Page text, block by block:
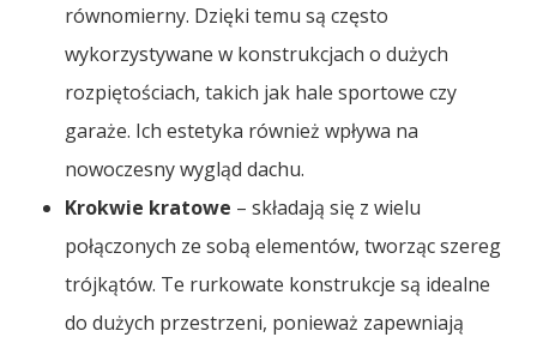
równomierny. Dzięki temu są często
wykorzystywane w konstrukcjach o dużych
rozpiętościach, takich jak hale sportowe czy
garaże. Ich estetyka również wpływa na
nowoczesny wygląd dachu.
Krokwie kratowe – składają się z wielu
połączonych ze sobą elementów, tworząc szereg
trójkątów. Te rurkowate konstrukcje są idealne
do dużych przestrzeni, ponieważ zapewniają